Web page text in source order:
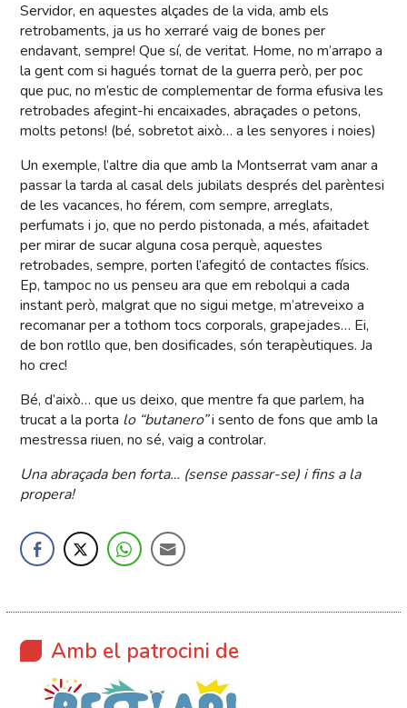
Servidor, en aquestes alçades de la vida, amb els
retrobaments, ja us ho xerraré vaig de bones per
endavant, sempre! Que sí, de veritat. Home, no m’arrapo a
la gent com si hagués tornat de la guerra però, per poc
que puc, no m’estic de complementar de forma efusiva les
retrobades afegint-hi encaixades, abraçades o petons,
molts petons! (bé, sobretot això… a les senyores i noies)
Un exemple, l’altre dia que amb la Montserrat vam anar a
passar la tarda al casal dels jubilats després del parèntesi
de les vacances, ho férem, com sempre, arreglats,
perfumats i jo, que no perdo pistonada, a més, afaitadet
per mirar de sucar alguna cosa perquè, aquestes
retrobades, sempre, porten l’afegitó de contactes físics.
Ep, tampoc no us penseu ara que em rebolqui a cada
instant però, malgrat que no sigui metge, m’atreveixo a
recomanar per a tothom tocs corporals, grapejades… Ei,
de bon rotllo que, ben dosificades, són terapèutiques. Ja
ho crec!
Bé, d’això… que us deixo, que mentre fa que parlem, ha
trucat a la porta lo “butanero”i sento de fons que amb la
mestressa riuen, no sé, vaig a controlar.
Una abraçada ben forta… (sense passar-se) i fins a la
propera!
Amb el patrocini de